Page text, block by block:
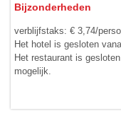
Bijzonderheden
verblijfstaks: € 3,74/
Het hotel is gesloten
Het restaurant is
mogelijk.